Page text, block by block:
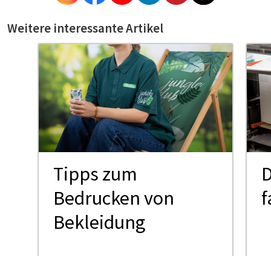
Weitere interessante Artikel
Tipps zum
Bedrucken von
Bekleidung